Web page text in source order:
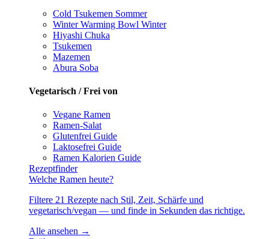
Cold Tsukemen Sommer
Winter Warming Bowl Winter
Hiyashi Chuka
Tsukemen
Mazemen
Abura Soba
Vegetarisch / Frei von
Vegane Ramen
Ramen-Salat
Glutenfrei Guide
Laktosefrei Guide
Ramen Kalorien Guide
Rezeptfinder
Welche Ramen heute?
Filtere 21 Rezepte nach Stil, Zeit, Schärfe und
vegetarisch/vegan — und finde in Sekunden das richtige.
Alle ansehen →